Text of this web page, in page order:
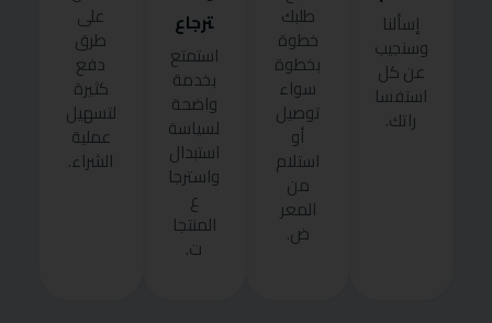
إسألنا
وسنجيب
عن كل
استفسا
راتك.
طلبك
خطوة
بخطوة
سواء
توصيل
أو
استلام
من
المعر
ض.
ترجاع
استمتع
بخدمة
واضحة
لسياسة
استبدال
واسترجا
ع
المنتجا
ت.
على
طرق
دفع
كثيرة
لتسهيل
عملية
الشراء.